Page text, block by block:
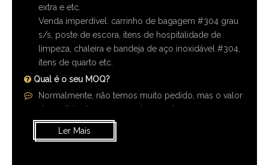
itens de quarto etc.
Qual é o seu MOQ?
Normalmente, não temos muito pedido, mas o valor
do pedido deve ser superior a usd5000 com
Para mais produtos, entre em contato on-line tm, ou
consulta para citar, informaremos o volume do
Gostaria de comprar uma peça, é possível?
Ler Mais